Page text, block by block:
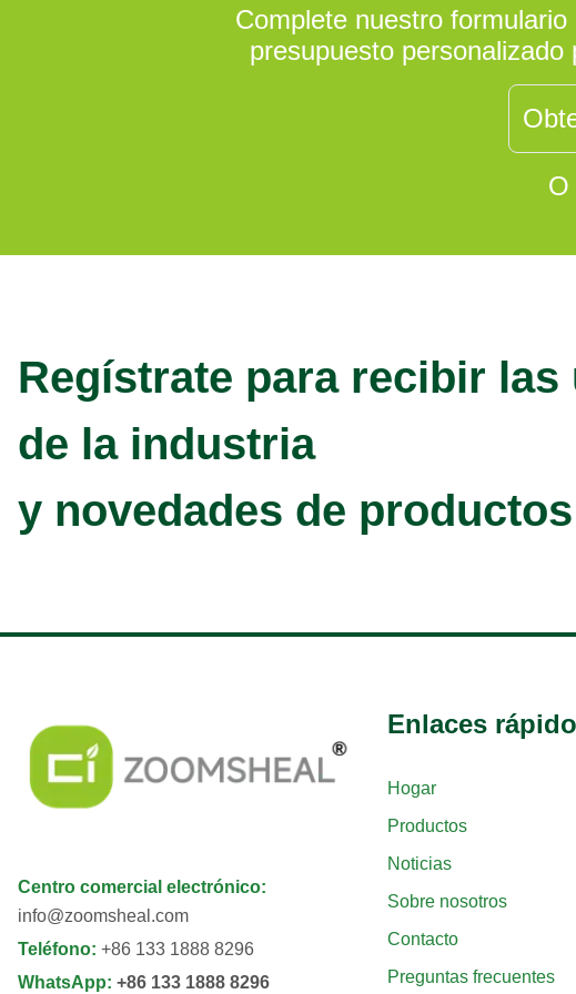
Complete nuestro
presupuesto
O
Regístrate para recibir
de la industria
y novedades de productos
Centro comercial electrónico:
info@zoomsheal.com
Teléfono: +86 133 1888 8296
WhatsApp: +86 133 1888 8296
Enlaces
Hogar
Productos
Noticias
Sobre nosotros
Contacto
Preguntas frecuentes